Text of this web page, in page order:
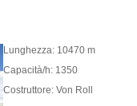
Lunghezza: 10470 m
Capacità/h: 1350
Costruttore: Von Roll